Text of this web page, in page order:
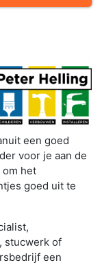
een goed
voor je aan de
om het
goed uit te
stucwerk of
een